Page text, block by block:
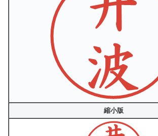
縮小版